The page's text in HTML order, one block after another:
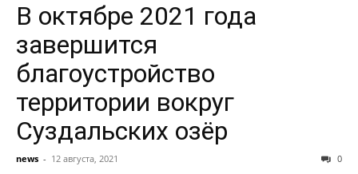
В октябре 2021 года
завершится
благоустройство
территории вокруг
Суздальских озёр
news - 12 августа, 2021 0